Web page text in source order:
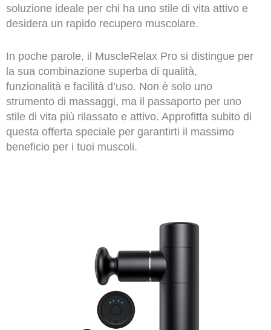
soluzione ideale per chi ha uno stile di vita attivo e
desidera un rapido recupero muscolare.
In poche parole, il MuscleRelax Pro si distingue per
la sua combinazione superba di qualità,
funzionalità e facilità d’uso. Non è solo uno
strumento di massaggi, ma il passaporto per uno
stile di vita più rilassato e attivo. Approfitta subito di
questa offerta speciale per garantirti il massimo
beneficio per i tuoi muscoli.